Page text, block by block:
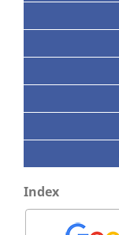
Index